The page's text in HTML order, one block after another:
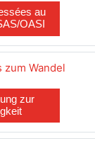
au
OASI
Wandel
zur